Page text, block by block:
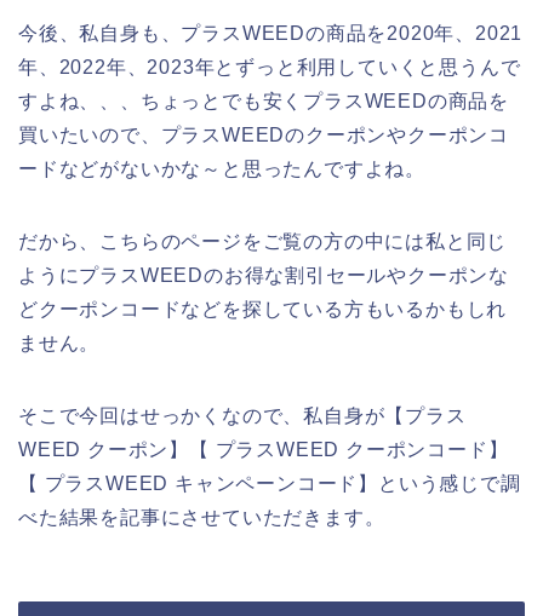
今後、私自身も、プラスWEEDの商品を2020年、2021
年、2022年、2023年とずっと利用していくと思うんで
すよね、、、ちょっとでも安くプラスWEEDの商品を
買いたいので、プラスWEEDのクーポンやクーポンコ
ードなどがないかな～と思ったんですよね。
だから、こちらのページをご覧の方の中には私と同じ
ようにプラスWEEDのお得な割引セールやクーポンな
どクーポンコードなどを探している方もいるかもしれ
ません。
そこで今回はせっかくなので、私自身が【プラス
WEED クーポン】【 プラスWEED クーポンコード】
【 プラスWEED キャンペーンコード】という感じで調
べた結果を記事にさせていただきます。